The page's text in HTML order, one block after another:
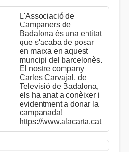
L'Associació de
Campaners de
Badalona és una entitat
que s'acaba de posar
en marxa en aquest
muncipi del barcelonès.
El nostre company
Carles Carvajal, de
Televisió de Badalona,
els ha anat a conèixer i
evidentment a donar la
campanada!
https://www.alacarta.cat